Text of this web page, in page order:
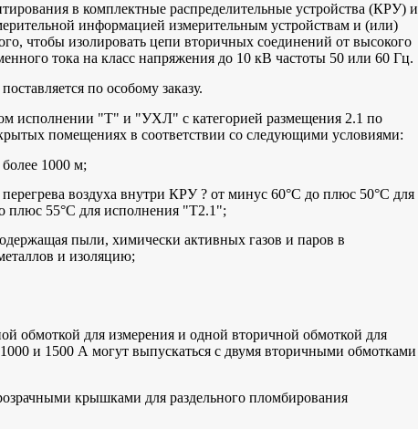
в комплектные распределительные устройства (КРУ) и
информацией измерительным устройствам и (или)
чтобы изолировать цепи вторичных соединений от высокого
тока на класс напряжения до 10 кВ частоты 50 или 60 Гц.
по особому заказу.
исполнении "Т" и "УХЛ" с категорией размещения 2.1 по
помещениях в соответствии со следующими условиями:
1000 м;
воздуха внутри КРУ ? от минус 60°C до плюс 50°C для
55°C для исполнения "Т2.1";
пыли, химически активных газов и паров в
и изоляцию;
обмоткой для измерения и одной вторичной обмоткой для
и 1500 А могут выпускаться с двумя вторичными обмотками
крышками для раздельного пломбирования